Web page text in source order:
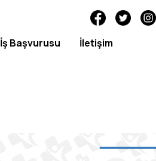
İş Başvurusu İletişim